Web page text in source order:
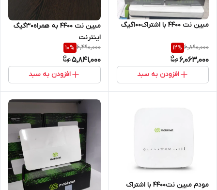
مبین نت 4400 با اشتراک۱۰۰گیگ
6,890,000
12%
6,063,000
افزودن به سبد
مبین نت 4400 به همراه30گیگ
اینترنت
6,490,000
10%
5,841,000
افزودن به سبد
مودم مبین نت4400 با اشتراک